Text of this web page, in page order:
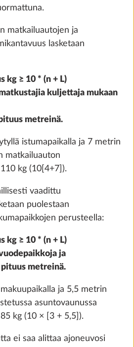
ja joustinrunko
Lisää
matkailuautojen ja
lasketaan
kg ≥ 10 * (n + L)
kuljettaja mukaan
metreinä.
istumapaikalla ja 7 metrin
matkailuauton
kg (10[4+7]).
vaadittu
puolestaan
perusteella:
kg ≥ 10 * (n + L)
ja
pituus metreinä.
ja 5,5 metrin
asuntovaunussa
kg (10 × [3 + 5,5]).
ei saa alittaa ajoneuvosi